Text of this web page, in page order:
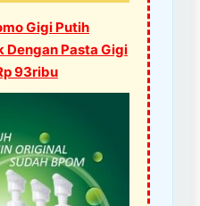
Gigi Putih
Dengan Pasta Gigi
93ribu